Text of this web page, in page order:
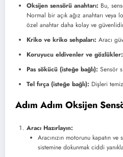
Oksijen sensörü anahtarı: Bu,
Normal bir açık ağız anahtarı veya
özel anahtar daha kolay ve
Kriko ve kriko sehpaları: Aracı
Koruyucu eldivenler ve gözlükler:
Pas sökücü (isteğe bağlı): Sensör
Tel fırça (isteğe bağlı): Dişleri
Adım Adım Oksijen
Aracı Hazırlayın:
Aracınızın motorunu kapatın
sistemine dokunmak ciddi